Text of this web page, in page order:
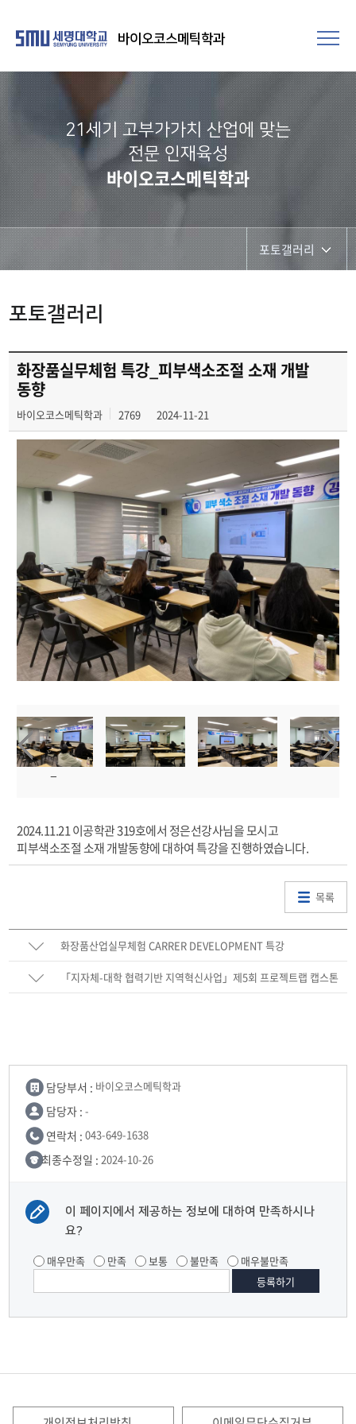
바이오코스메틱학과
21세기 고부가가치 산업에 맞는
전문 인재육성
바이오코스메틱학과
포토갤러리
학과일정
유튜브
인스타그램
취업현황
학생회 조직도
졸업생 숏터뷰
포토갤러리
화장품실무체험 특강_피부색소조절 소재 개발
동향
바이오코스메틱학과 2769 2024-11-21
2024.11.21 이공학관 319호에서 정은선강사님을 모시고
피부색소조절 소재 개발동향에 대하여 특강을 진행하였습니다.
목록
화장품산업실무체험 CARRER DEVELOPMENT 특강
「지자체-대학 협력기반 지역혁신사업」제5회 프로젝트랩 캡스톤
담당부서 : 바이오코스메틱학과
담당자 : -
연락처 : 043-649-1638
최종수정일 : 2024-10-26
이 페이지에서 제공하는 정보에 대하여 만족하시나
요?
매우만족 만족 보통 불만족 매우불만족